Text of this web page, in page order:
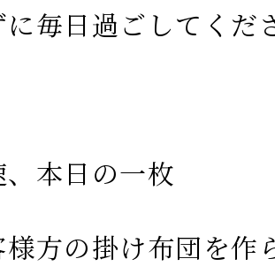
に毎日過ごしてくだ
本日の一枚
様方の掛け布団を作